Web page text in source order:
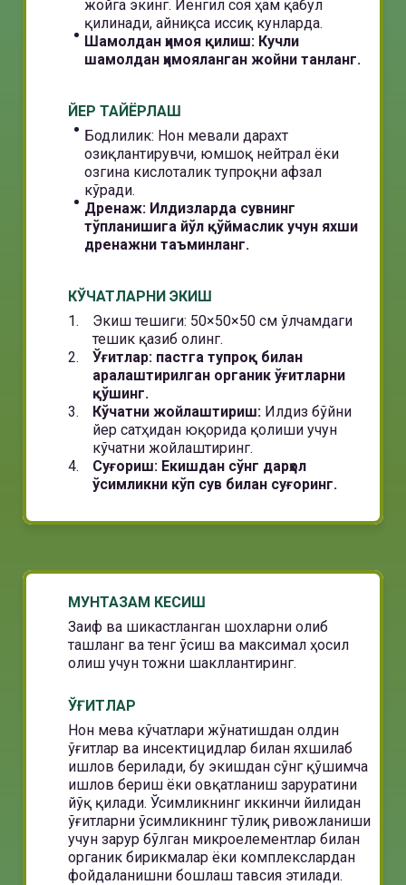
жойга экинг. Йенгил соя ҳам қабул
қилинади, айниқса иссиқ кунларда.
Шамолдан ҳимоя қилиш: Кучли
шамолдан ҳимояланган жойни танланг.
ЙЕР ТАЙЁРЛАШ
Бодлилик: Нон мевали дарахт
озиқлантирувчи, юмшоқ нейтрал ёки
озгина кислоталик тупроқни афзал
кўради.
Дренаж: Илдизларда сувнинг
тўпланишига йўл қўймаслик учун яхши
дренажни таъминланг.
КЎЧАТЛАРНИ ЭКИШ
Экиш тешиги: 50×50×50 см ўлчамдаги
тешик қазиб олинг.
Ўғитлар: пастга тупроқ билан
аралаштирилган органик ўғитларни
қўшинг.
Кўчатни жойлаштириш: Илдиз бўйни
йер сатҳидан юқорида қолиши учун
кўчатни жойлаштиринг.
Суғориш: Екишдан сўнг дарҳол
ўсимликни кўп сув билан суғоринг.
МУНТАЗАМ КЕСИШ
Заиф ва шикастланган шохларни олиб
ташланг ва тенг ўсиш ва максимал ҳосил
олиш учун тожни шакллантиринг.
ЎҒИТЛАР
Нон мева кўчатлари жўнатишдан олдин
ўғитлар ва инсектицидлар билан яхшилаб
ишлов берилади, бу экишдан сўнг қўшимча
ишлов бериш ёки овқатланиш заруратини
йўқ қилади. Ўсимликнинг иккинчи йилидан
ўғитларни ўсимликнинг тўлиқ ривожланиши
учун зарур бўлган микроелементлар билан
органик бирикмалар ёки комплекслардан
фойдаланишни бошлаш тавсия этилади.